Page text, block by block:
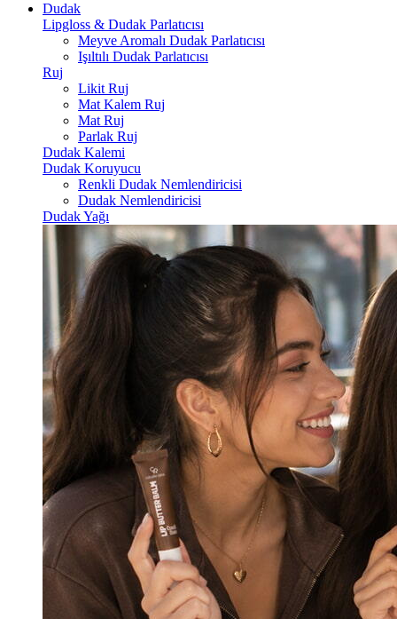
Dudak
Lipgloss & Dudak Parlatıcısı
Meyve Aromalı Dudak Parlatıcısı
Işıltılı Dudak Parlatıcısı
Ruj
Likit Ruj
Mat Kalem Ruj
Mat Ruj
Parlak Ruj
Dudak Kalemi
Dudak Koruyucu
Renkli Dudak Nemlendiricisi
Dudak Nemlendiricisi
Dudak Yağı